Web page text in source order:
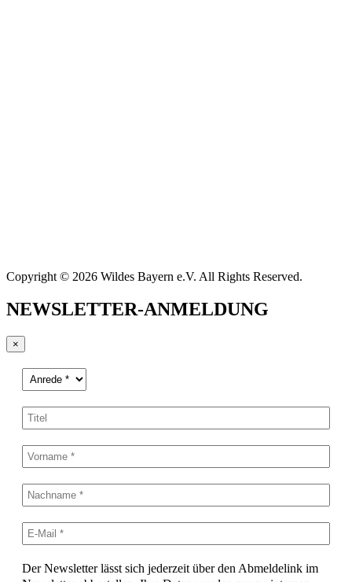
Copyright © 2026 Wildes Bayern e.V. All Rights Reserved.
NEWSLETTER-ANMELDUNG
×
Der Newsletter lässt sich jederzeit über den Abmeldelink im